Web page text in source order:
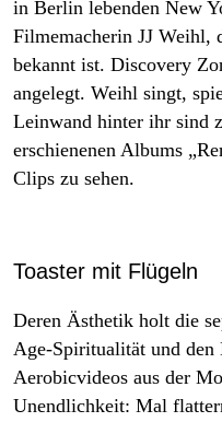
in Berlin lebenden New
Filmemacherin JJ Weihl,
bekannt ist. Discovery
angelegt. Weihl singt,
Leinwand hinter ihr sind
erschienenen Albums
Clips zu sehen.
Toaster mit Flügeln
Deren Ästhetik holt die
Age-Spiritualität und den
Aerobicvideos aus der
Unendlichkeit: Mal